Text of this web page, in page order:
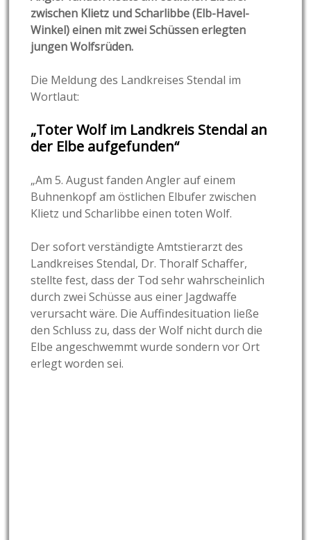
zwischen Klietz und Scharlibbe (Elb-Havel-
Winkel) einen mit zwei Schüssen erlegten
jungen Wolfsrüden.
Die Meldung des Landkreises Stendal im
Wortlaut:
„Toter Wolf im Landkreis Stendal an
der Elbe aufgefunden“
„Am 5. August fanden Angler auf einem
Buhnenkopf am östlichen Elbufer zwischen
Klietz und Scharlibbe einen toten Wolf.
Der sofort verständigte Amtstierarzt des
Landkreises Stendal, Dr. Thoralf Schaffer,
stellte fest, dass der Tod sehr wahrscheinlich
durch zwei Schüsse aus einer Jagdwaffe
verursacht wäre. Die Auffindesituation ließe
den Schluss zu, dass der Wolf nicht durch die
Elbe angeschwemmt wurde sondern vor Ort
erlegt worden sei.